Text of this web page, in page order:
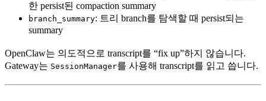
한 persist된 compaction summary
branch_summary: 트리 branch를 탐색할 때 persist되는
summary
OpenClaw는 의도적으로 transcript를 “fix up”하지 않습니다.
Gateway는 SessionManager를 사용해 transcript를 읽고 씁니다.